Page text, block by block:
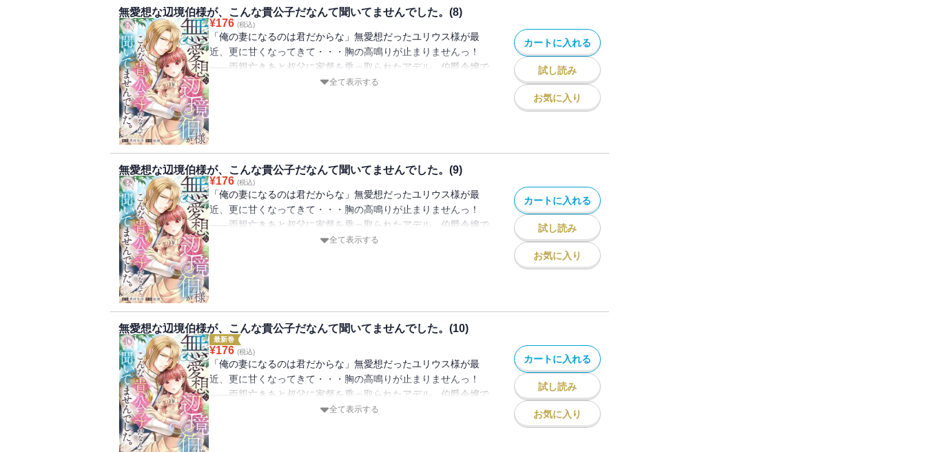
合うアデル。誠実で素直なアデルが徐々に認められ、そしてユリ
ウスの意外な一面も垣間見えていく。
無愛想な辺境伯様が、こんな貴公子だなんて聞いてませんでした。(8)
¥176 (税込)
「俺の妻になるのは君だからな」無愛想だったユリウス様が最
近、更に甘くなってきて・・・胸の高鳴りが止まりませんっ！
――両親亡きあと叔父に家督を乗っ取られたアデル。伯爵令嬢で
ありながら使用人同然の扱いを受け、挙句の果てに政略結婚を命
合うアデル。誠実で素直なアデルが徐々に認められ、そしてユリ
ウスの意外な一面も垣間見えていく。
全て表示する
カートに入れる
試し読み
お気に入り
無愛想な辺境伯様が、こんな貴公子だなんて聞いてませんでした。(9)
¥176 (税込)
「俺の妻になるのは君だからな」無愛想だったユリウス様が最
近、更に甘くなってきて・・・胸の高鳴りが止まりませんっ！
――両親亡きあと叔父に家督を乗っ取られたアデル。伯爵令嬢で
ありながら使用人同然の扱いを受け、挙句の果てに政略結婚を命
ありまして・・・フェイウォールの秘密を知り、【試練】と向き
合うアデル。誠実で素直なアデルが徐々に認められ、そしてユリ
ウスの意外な一面も垣間見えていく。
全て表示する
カートに入れる
試し読み
お気に入り
無愛想な辺境伯様が、こんな貴公子だなんて聞いてませんでした。(10)
最新巻
¥176 (税込)
「俺の妻になるのは君だからな」無愛想だったユリウス様が最
近、更に甘くなってきて・・・胸の高鳴りが止まりませんっ！
――両親亡きあと叔父に家督を乗っ取られたアデル。伯爵令嬢で
ありながら使用人同然の扱いを受け、挙句の果てに政略結婚を命
全て表示する
カートに入れる
試し読み
お気に入り